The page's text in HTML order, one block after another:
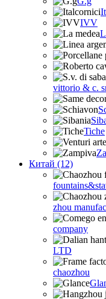
IVV
vittorio & c.
Tiche
Китай (12)
zhou
company
LTD
chaozhou